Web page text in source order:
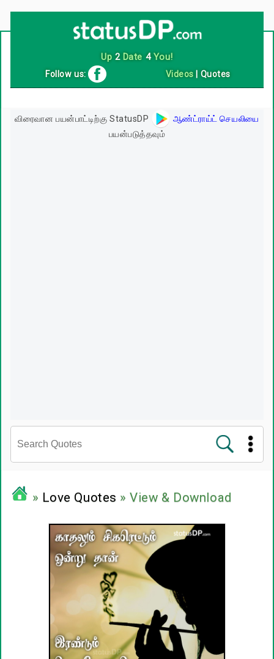
Up 2Date 4You!
Follow us: Videos Quotes
விரைவான பயன்பாட்டிற்கு StatusDP
ஆண்ட்ராய்ட் செயலியை
பயன்படுத்தவும்
பழமொழிகள்
ஊக்கம் / உத்வேக பொன்மொழிகள்
காதல் பொன்மொழிகள்
மகிழ்ச்சி பொன்மொழிகள்
» Love Quotes » View & Download